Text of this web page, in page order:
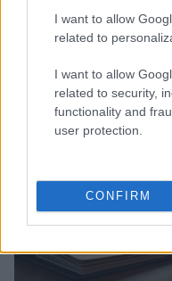
I want to allow
related to
I want to allow
related to security,
functionality and
user protection.
CONFIRM
Ripensare le
donatori